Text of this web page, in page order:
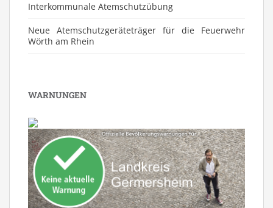
⁠Interkommunale Atemschutzübung
Neue Atemschutzgeräteträger für die Feuerwehr
Wörth am Rhein
WARNUNGEN